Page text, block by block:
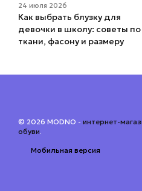
24 июля 2026
Как выбрать блузку для
девочки в школу: советы по
ткани, фасону и размеру
© 2026 MODNO - интернет-
обуви.
Мобильная версия